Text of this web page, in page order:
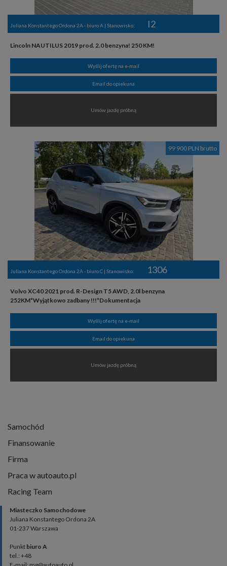
Juliana Konstantego Ordona 2A - biuro A | Stanowisko: I2
Lincoln NAUTILUS 2019 prod. 2.0 benzyna! 250 KM!
Wyślij ofertę na e-mail
Email do opiekuna
Umów jazdę próbną
99 900 PLN brutto
Juliana Konstantego Ordona 2A - biuro C | Stanowisko: 1306
Volvo XC40 2021 prod. R-Design T5 AWD, 2.0l benzyna
252KM*Wyjątkowo zadbany !!!*Dokumentacja
Wyślij ofertę na e-mail
Email do opiekuna
Umów jazdę próbną
Samochód
Finansowanie
Firma
Praca w autoauto.pl
Racing Team
Miasteczko Samochodowe
Juliana Konstantego Ordona 2A
01-237 Warszawa
Punkt biuro A
tel.: +48